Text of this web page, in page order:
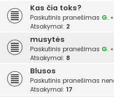
Kas čia toks?
Paskutinis pranešimas G. «
Atsakymai: 2
musytės
Paskutinis pranešimas G. «
Atsakymai: 8
Blusos
Paskutinis pranešimas
Atsakymai: 17